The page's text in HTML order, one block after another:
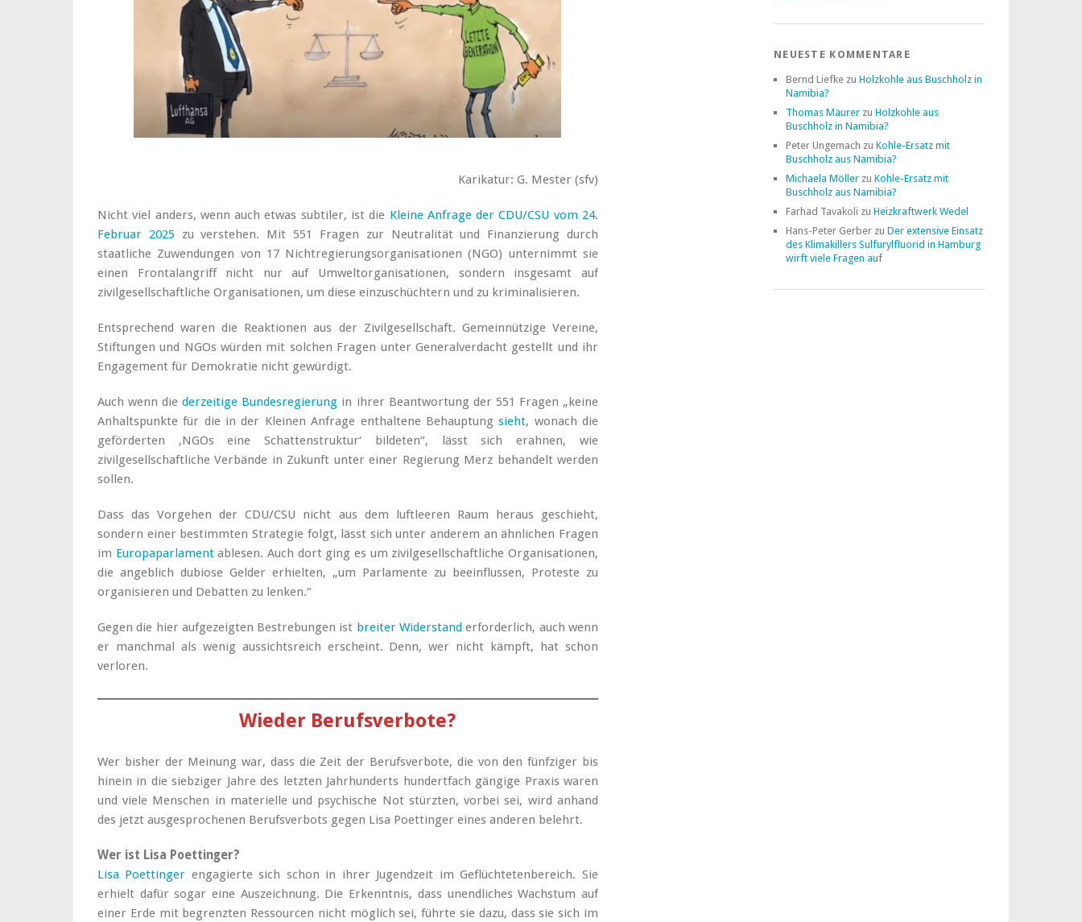
Karikatur: G. Mester (sfv)
Nicht viel anders, wenn auch etwas subtiler, ist die Kleine Anfrage der CDU/CSU vom 24.
Februar 2025 zu verstehen. Mit 551 Fragen zur Neutralität und Finanzierung durch
staatliche Zuwendungen von 17 Nichtregierungsorganisationen (NGO) unternimmt sie
einen Frontalangriff nicht nur auf Umweltorganisationen, sondern insgesamt auf
zivilgesellschaftliche Organisationen, um diese einzuschüchtern und zu kriminalisieren.
Entsprechend waren die Reaktionen aus der Zivilgesellschaft. Gemeinnützige Vereine,
Stiftungen und NGOs würden mit solchen Fragen unter Generalverdacht gestellt und ihr
Engagement für Demokratie nicht gewürdigt.
Auch wenn diederzeitige Bundesregierung in ihrer Beantwortung der 551 Fragen „keine
Anhaltspunkte für die in der Kleinen Anfrage enthaltene Behauptungsieht, wonach die
geförderten ‚NGOs eine Schattenstruktur‘ bildeten“, lässt sich erahnen, wie
zivilgesellschaftliche Verbände in Zukunft unter einer Regierung Merz behandelt werden
sollen.
Dass das Vorgehen der CDU/CSU nicht aus dem luftleeren Raum heraus geschieht,
sondern einer bestimmten Strategie folgt, lässt sich unter anderem an ähnlichen Fragen
im Europaparlamentablesen. Auch dort ging es um zivilgesellschaftliche Organisationen,
die angeblich dubiose Gelder erhielten, „um Parlamente zu beeinflussen, Proteste zu
organisieren und Debatten zu lenken.“
Gegen die hier aufgezeigten Bestrebungen ist breiter Widerstand erforderlich, auch wenn
er manchmal als wenig aussichtsreich erscheint. Denn, wer nicht kämpft, hat schon
verloren.
Wieder Berufsverbote?
Wer bisher der Meinung war, dass die Zeit der Berufsverbote, die von den fünfziger bis
hinein in die siebziger Jahre des letzten Jahrhunderts hundertfach gängige Praxis waren
und viele Menschen in materielle und psychische Not stürzten, vorbei sei, wird anhand
des jetzt ausgesprochenen Berufsverbots gegen Lisa Poettinger eines anderen belehrt.
Wer ist Lisa Poettinger?
Lisa Poettinger engagierte sich schon in ihrer Jugendzeit im Geflüchtetenbereich. Sie
erhielt dafür sogar eine Auszeichnung. Die Erkenntnis, dass unendliches Wachstum auf
einer Erde mit begrenzten Ressourcen nicht möglich sei, führte sie dazu, dass sie sich im
NEUESTE KOMMENTARE
Bernd Liefke zu Holzkohle aus Buschholz in
Namibia?
Thomas Mäurer zu Holzkohle aus
Buschholz in Namibia?
Peter Ungemach zu Kohle-Ersatz mit
Buschholz aus Namibia?
Michaela Möller zu Kohle-Ersatz mit
Buschholz aus Namibia?
Farhad Tavakoli zu Heizkraftwerk Wedel
Hans-Peter Gerber zu Der extensive Einsatz
des Klimakillers Sulfurylfluorid in Hamburg
wirft viele Fragen auf